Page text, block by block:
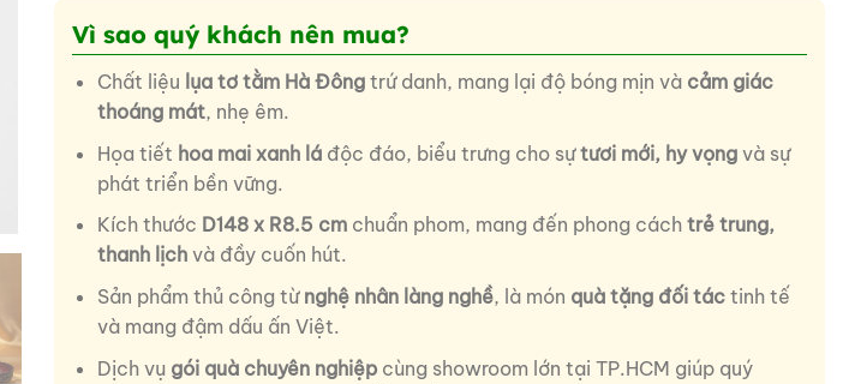
Vì sao quý khách nên mua?
Chất liệu lụa tơ tằm Hà Đôngtrứ danh, mang lại độ bóng mịn và cảm giác
thoáng mát, nhẹ êm.
Họa tiết hoa mai xanh láđộc đáo, biểu trưng cho sựtươi mới, hy vọngvà sự
phát triển bền vững.
Kích thước D148 x R8.5 cmchuẩn phom, mang đến phong cách trẻ trung,
thanh lịchvà đầy cuốn hút.
Sản phẩm thủ công từ nghệ nhân làng nghề, là món quà tặng đối táctinh tế
và mang đậm dấu ấn Việt.
Dịch vụ gói quà chuyên nghiệpcùng showroom lớn tại TP.HCM giúp quý